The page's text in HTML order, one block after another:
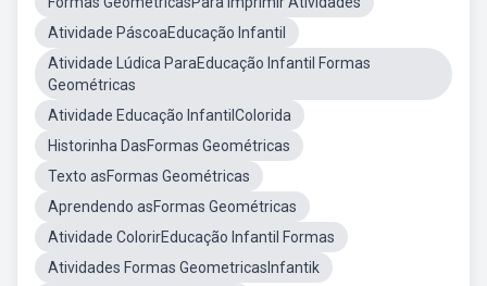
Atividade PáscoaEducação Infantil
Atividade Lúdica ParaEducação Infantil Formas
Geométricas
Atividade Educação InfantilColorida
Historinha DasFormas Geométricas
Texto asFormas Geométricas
Aprendendo asFormas Geométricas
Atividade ColorirEducação Infantil Formas
Atividades Formas GeometricasInfantik